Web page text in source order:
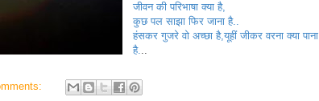
जीवन की परिभाषा क्या है,
कुछ पल साझा फिर जाना है..
हंसकर गुजरे वो अच्छा है,यूहीं जीकर वरना क्या पाना
है...